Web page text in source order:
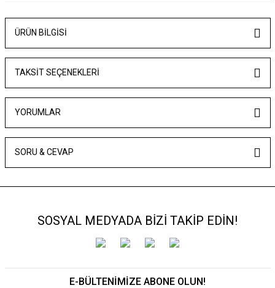
ÜRÜN BILGISI
TAKSIT SEÇENEKLERI
YORUMLAR
SORU & CEVAP
SOSYAL MEDYADA BİZİ TAKİP EDİN!
E-BÜLTENİMİZE ABONE OLUN!